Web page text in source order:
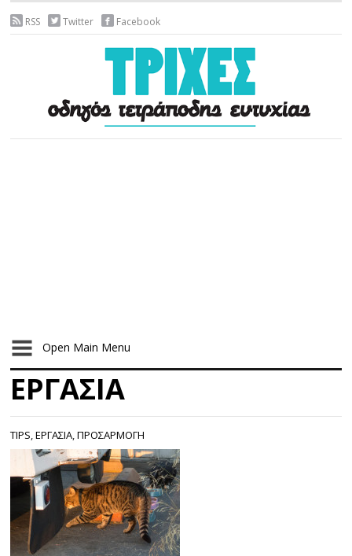
RSS Twitter Facebook
Open Main Menu
ΕΡΓΑΣΙΑ
TIPS,ΕΡΓΑΣΙΑ,ΠΡΟΣΑΡΜΟΓΗ